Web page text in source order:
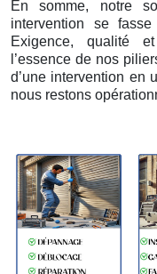
En somme, notre
intervention se
Exigence, qualité
l’essence de nos
d’une intervention en
nous restons